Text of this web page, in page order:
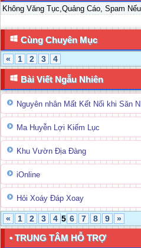
Không Văng Tục,Quảng Cáo, Spam
Cùng Chuyên Mục
« 1 2 3 4
Bài Viết Ngẫu Nhiên
Nguyên nhân Mất Kết Nối khi Săn
Ma Huyễn Lợi Kiếm Lục
Khu Vườn Địa Đàng
iOnline
Hỏi Xoáy Đáp Xoay
« 1 2 3 4 5 6 7 8 9 »
• TRUNG TÂM HỖ TRỢ